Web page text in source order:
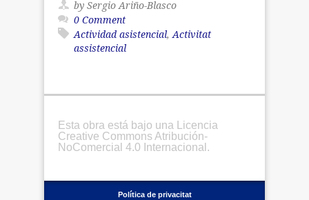
by Sergio Ariño-Blasco
0 Comment
Actividad asistencial, Activitat
assistencial
Esta obra está bajo una Licencia
Creative Commons Atribución-
NoComercial 4.0 Internacional.
Política de privacitat